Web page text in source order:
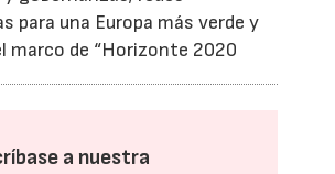
para una Europa más verde y
marco de “Horizonte 2020
a nuestra